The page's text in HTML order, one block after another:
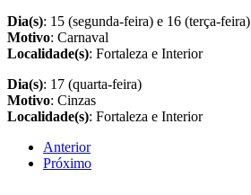
Dia(s): 15 (segunda-feira) e 16 (terça-feira)
Motivo: Carnaval
Localidade(s): Fortaleza e Interior
Dia(s): 17 (quarta-feira)
Motivo: Cinzas
Localidade(s): Fortaleza e Interior
Anterior
Próximo